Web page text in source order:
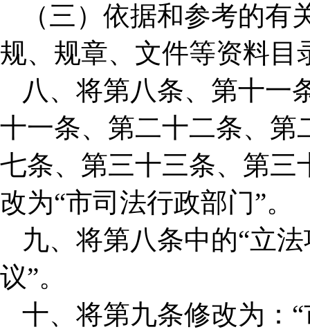
（三）依据和参考的
规、规章、文件等资料目
八、将第八条、第十一
十一条、第二十二条、第
七条、第三十三条、第三
改为“市司法行政部门”。
九、将第八条中的“立
议”。
十、将第九条修改为：